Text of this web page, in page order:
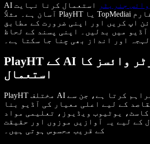
وائس جنریٹر
استعمال کرنا نہایت
آسان ہے۔ مثلاً PlayHT یا TopMediai جیسے پلیٹ فارم
اپ کریں اور اپنی ضرورت کے مطابق
آڈیو میں بدلیں۔ اپنی پسند کے لحاظ
اور انداز بھی چنا جا سکتا ہے۔
PlayHT کے AI نیوز رپورٹر وائسز کا
استعمال
PlayHT مختلف AI نیوز وائسز فراہم کرتا ہے، جن سے
کے لیے اعلی معیار کی آڈیو بنا
یوٹیوب ویڈیوز، تعلیمی مواد
کے لیے یہ آوازیں موزوں اور حقیقت
کے قریب محسوس ہوتی ہیں۔